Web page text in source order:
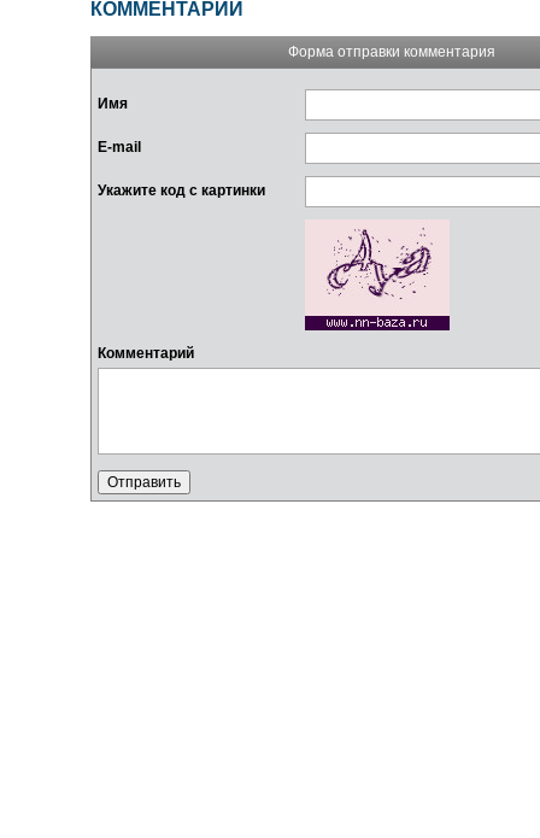
КОММЕНТАРИИ
Форма отправки комментария
Имя
E-mail
Укажите код с картинки
Комментарий